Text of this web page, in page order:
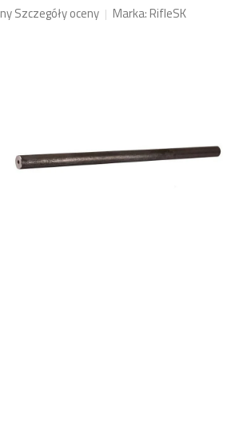
Szczegóły oceny Marka:RifleSK